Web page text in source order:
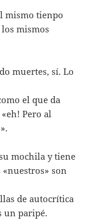
mismo tienpo
mismos
muertes, sí. Lo
el que da
Pero al
mochila y tiene
son
de autocrítica
un paripé.